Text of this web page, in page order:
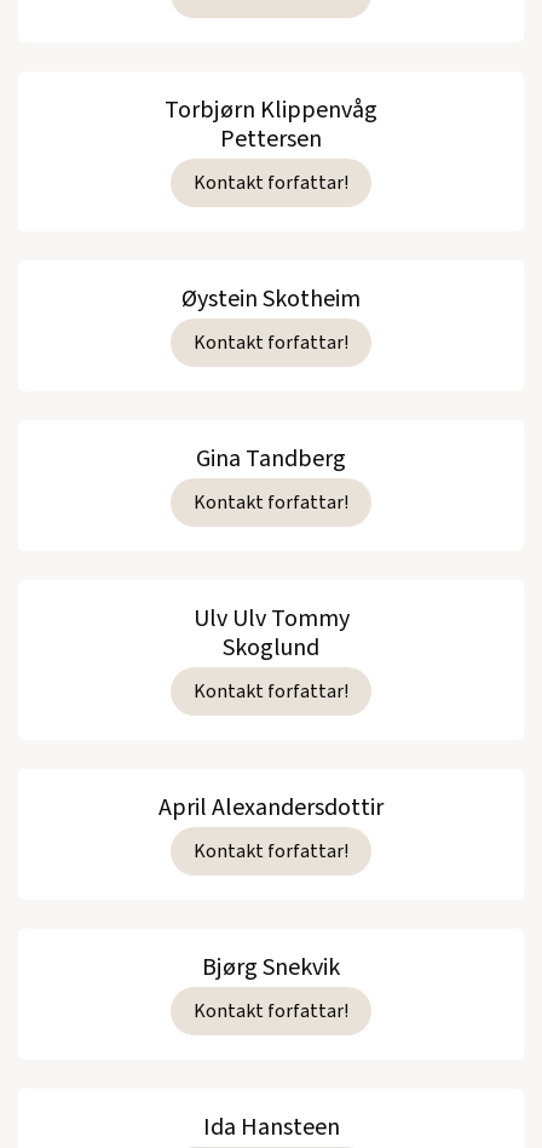
Torbjørn Klippenvåg
Pettersen
Kontakt forfattar!
Øystein Skotheim
Kontakt forfattar!
Gina Tandberg
Kontakt forfattar!
Ulv Ulv Tommy
Skoglund
Kontakt forfattar!
April Alexandersdottir
Kontakt forfattar!
Bjørg Snekvik
Kontakt forfattar!
Ida Hansteen